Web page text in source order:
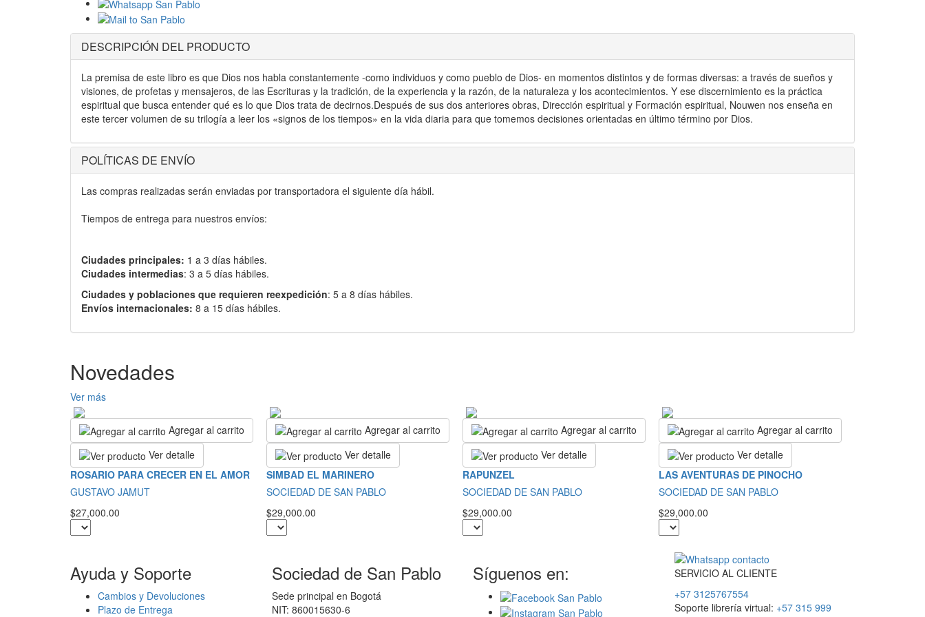
DESCRIPCIÓN DEL PRODUCTO
La premisa de este libro es que Dios nos habla constantemente -como individuos y como pueblo de Dios- en momentos distintos y de formas diversas: a través de sueños y
visiones, de profetas y mensajeros, de las Escrituras y la tradición, de la experiencia y la razón, de la naturaleza y los acontecimientos. Y ese discernimiento es la práctica
espiritual que busca entender qué es lo que Dios trata de decirnos.Después de sus dos anteriores obras, Dirección espiritual y Formación espiritual, Nouwen nos enseña en
este tercer volumen de su trilogía a leer los «signos de los tiempos» en la vida diaria para que tomemos decisiones orientadas en último término por Dios.
POLÍTICAS DE ENVÍO
Las compras realizadas serán enviadas por transportadora el siguiente día hábil.
Tiempos de entrega para nuestros envíos:
Ciudades principales: 1 a 3 días hábiles.
Ciudades intermedias: 3 a 5 días hábiles.
Ciudades y poblaciones que requieren reexpedición: 5 a 8 días hábiles.
Envíos internacionales: 8 a 15 días hábiles.
Novedades
Ver más
Agregar al carrito
Ver detalle
ROSARIO PARA CRECER EN EL AMOR
GUSTAVO JAMUT
$27,000.00
Agregar al carrito
Ver detalle
SIMBAD EL MARINERO
SOCIEDAD DE SAN PABLO
$29,000.00
Agregar al carrito
Ver detalle
RAPUNZEL
SOCIEDAD DE SAN PABLO
$29,000.00
Agregar al carrito
Ver detalle
LAS AVENTURAS DE PINOCHO
SOCIEDAD DE SAN PABLO
$29,000.00
Ayuda y Soporte
Cambios y Devoluciones
Plazo de Entrega
Sociedad de San Pablo
Sede principal en Bogotá
NIT: 860015630-6
Síguenos en: SERVICIOAL CLIENTE
+57 3125767554
Soporte librería virtual: +57 315 999